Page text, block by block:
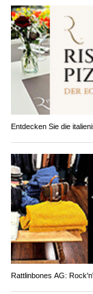
Entdecken Sie die
Rattlinbones AG: